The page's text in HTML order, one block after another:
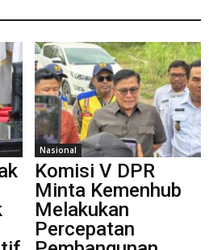
Nasional
Komisi V DPR
Minta Kemenhub
Melakukan
Percepatan